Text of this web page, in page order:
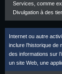
Services, comme
Divulgation à des
Internet ou autre
inclure l’historique de
des informations sur
un site Web, une